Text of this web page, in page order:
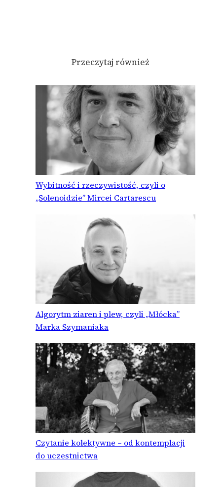
Przeczytaj również
Wybitność i rzeczywistość, czyli o
„Solenoidzie” Mircei Cartarescu
Algorytm ziaren i plew, czyli „Młócka”
Marka Szymaniaka
Czytanie kolektywne – od kontemplacji
do uczestnictwa